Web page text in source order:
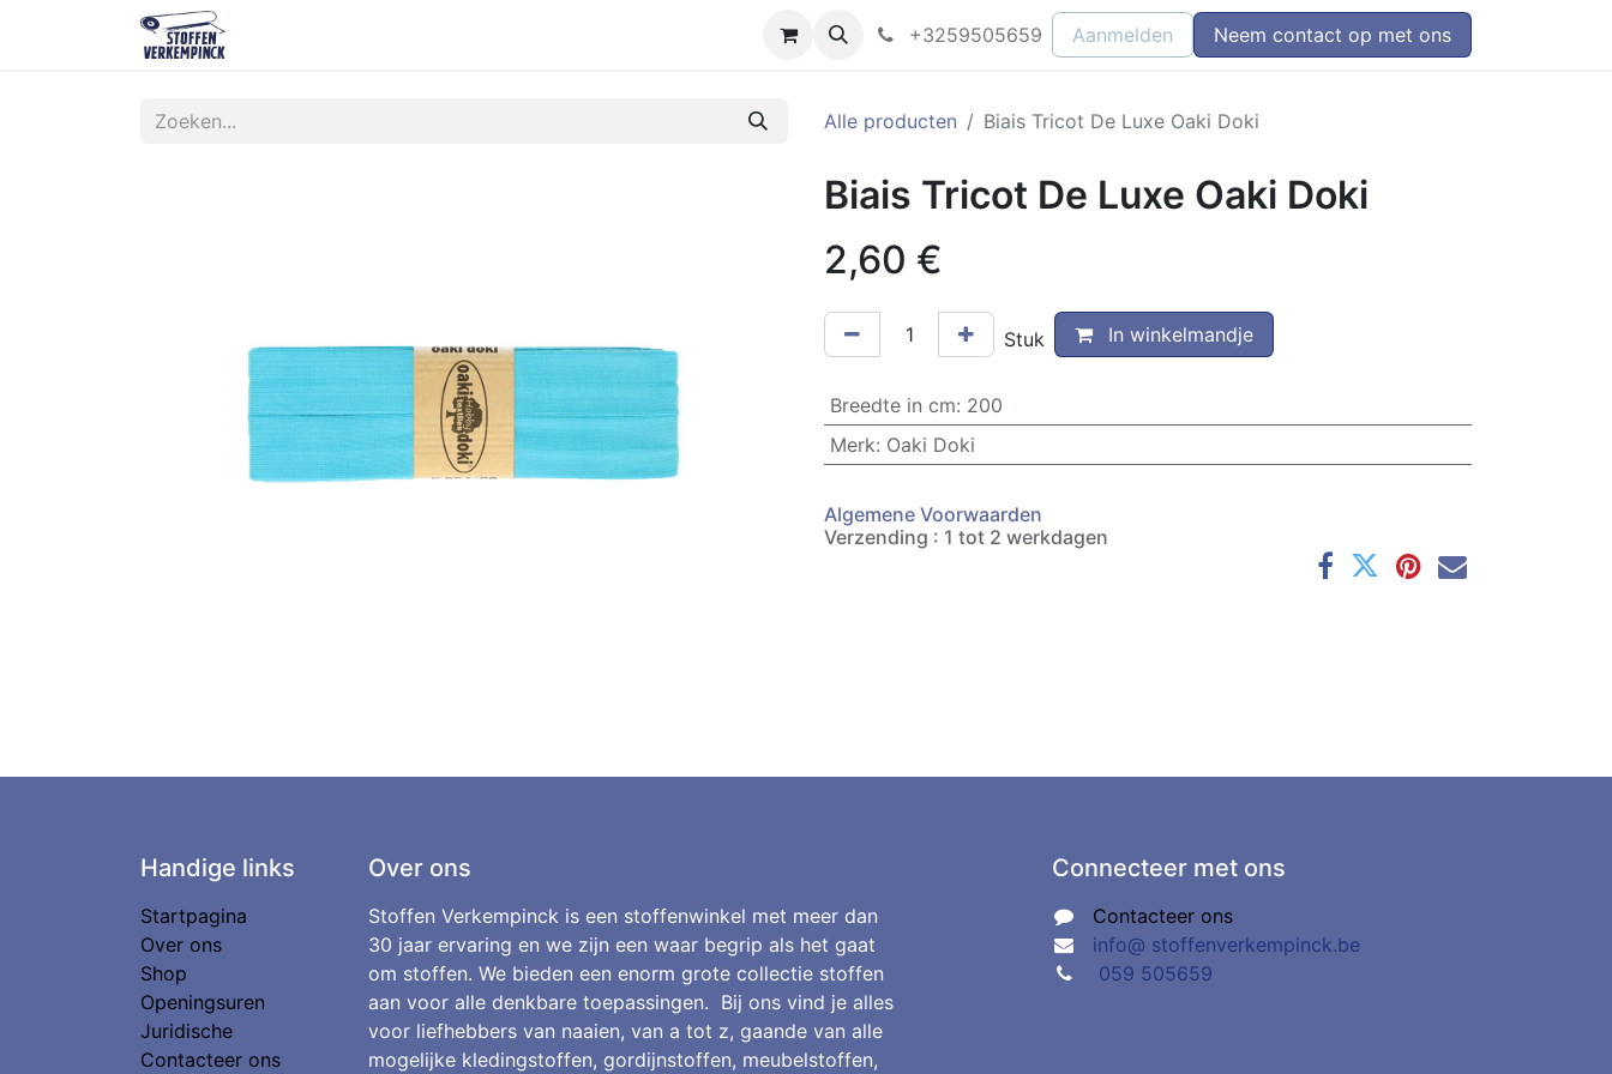
+3259505659 Aanmelden Neem contact op met ons
Alle producten Biais Tricot De Luxe Oaki Doki
Biais Tricot De Luxe Oaki Doki
2,60 €
Stuk In winkelmandje
Breedte in cm: 200
Merk: Oaki Doki
Algemene Voorwaarden
Verzending : 1 tot 2 werkdagen
Handige links
Startpagina
Over ons
Shop
Openingsuren
Juridische
Contacteer ons
Over ons
Stoffen Verkempinck is een stoffenwinkel met meer dan
30 jaar ervaring en we zijn een waar begrip als het gaat
om stoffen. We bieden een enorm grote collectie stoffen
aan voor alle denkbare toepassingen. Bij ons vind je alles
voor liefhebbers van naaien, van a tot z, gaande van alle
mogelijke kledingstoffen, gordijnstoffen, meubelstoffen,
Connecteer met ons
Contacteer ons
info@ stoffenverkempinck.be
059 505659